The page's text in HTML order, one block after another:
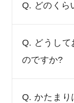
Q. どのくら
Q. どうして
のですか?
Q. かたまり